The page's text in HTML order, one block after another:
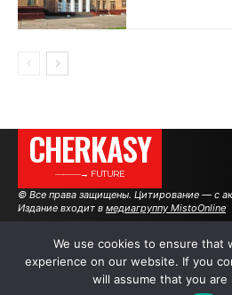
CHERKASY
———→ FUTURE
© Все права защищены. Цитирование — с
Издание входит в медиагруппу MistoOnline
We use cookies to ensure that
experience on our website. If you
will assume that you